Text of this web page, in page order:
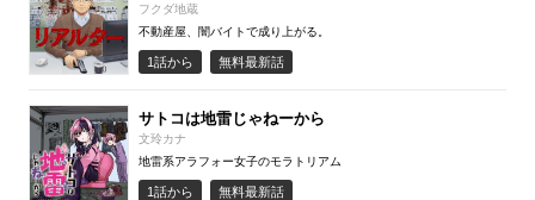
フクダ地蔵
不動産屋、闇バイトで成り上がる。
1話から 無料最新話
サトコは地雷じゃねーから
文玲カナ
地雷系アラフォー女子のモラトリアム
1話から 無料最新話